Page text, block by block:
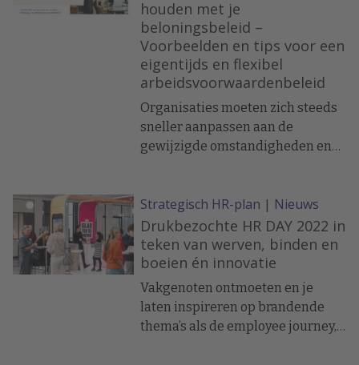
van de training Werving en
selectie met social media: 'Je moet
ze met een paar woorden kunnen
triggeren.'
houden met je
beloningsbeleid –
Voorbeelden en tips voor een
eigentijds en flexibel
arbeidsvoorwaardenbeleid
Organisaties moeten zich steeds
sneller aanpassen aan de
gewijzigde omstandigheden en
werkgever: continu vernieuwen
om aantrekkelijk en
onderscheidend te blijven op de
arbeidsmarkt. De sleutel tot
aantrekkelijk werkgeverschap is
niet soft. De oplossing zit hem
voornamelijk in het aanbieden
van een modern en wendbaar
Strategisch HR-plan | Nieuws
Drukbezochte HR DAY 2022 in
teken van werven, binden en
boeien én innovatie
Vakgenoten ontmoeten en je
laten inspireren op brandende
thema’s als de employee journey,